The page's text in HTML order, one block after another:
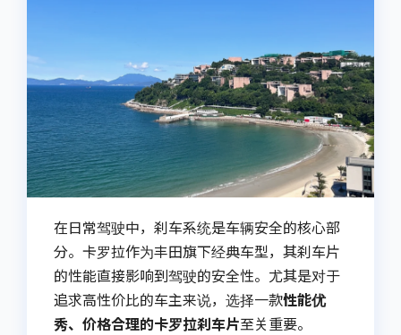
在日常驾驶中，刹车系统是车辆安全的核心部
分。卡罗拉作为丰田旗下经典车型，其刹车片
的性能直接影响到驾驶的安全性。尤其是对于
追求高性价比的车主来说，选择一款性能优
秀、价格合理的卡罗拉刹车片至关重要。